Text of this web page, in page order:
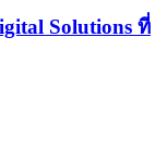
Solutions ที่